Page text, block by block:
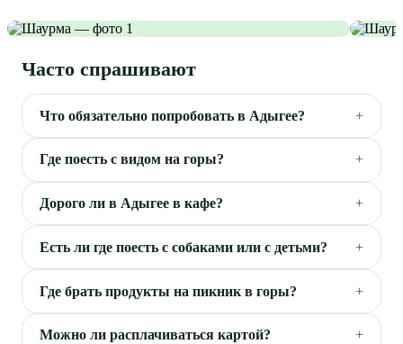
Часто спрашивают
Что обязательно попробовать в Адыгее?
Где поесть с видом на горы?
Дорого ли в Адыгее в кафе?
Есть ли где поесть с собаками или с детьми?
Где брать продукты на пикник в горы?
Можно ли расплачиваться картой?